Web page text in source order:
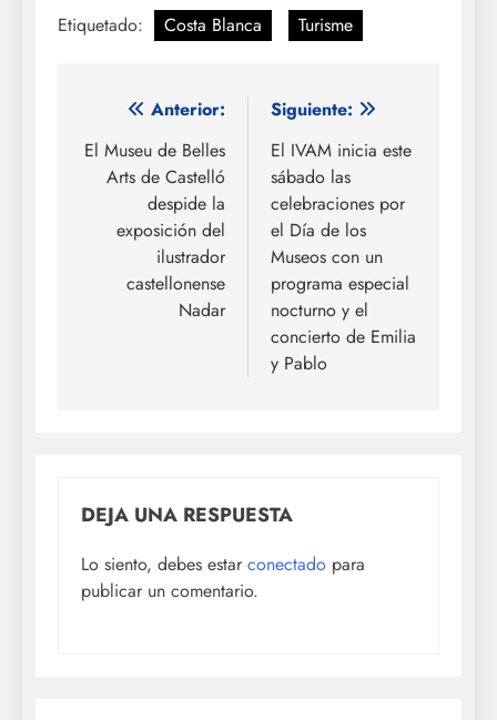
Etiquetado: Costa Blanca Turisme
Navegación
de
entradas
Anterior:
El Museu de Belles
Arts de Castelló
despide la
exposición del
ilustrador
castellonense
Nadar
Siguiente:
El IVAM inicia este
sábado las
celebraciones por
el Día de los
Museos con un
programa especial
nocturno y el
concierto de Emilia
y Pablo
DEJA UNA RESPUESTA
Lo siento, debes estar conectado para
publicar un comentario.